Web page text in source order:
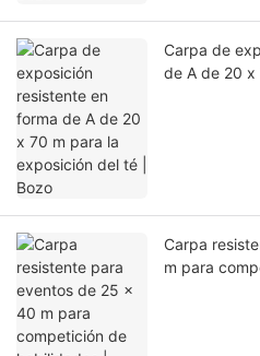
Carpa de
de A de 20 x
Carpa
m para